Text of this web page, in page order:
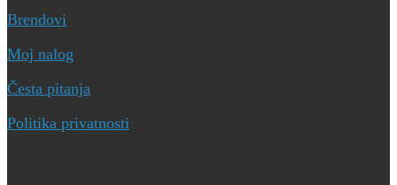
Brendovi
Moj nalog
Česta pitanja
Politika privatnosti